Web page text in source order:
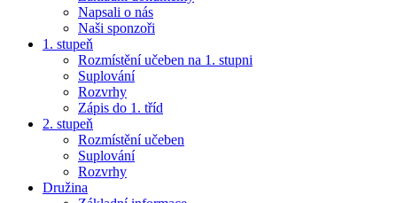
Napsali o nás
Naši sponzoři
1. stupeň
Rozmístění učeben na 1. stupni
Suplování
Rozvrhy
Zápis do 1. tříd
2. stupeň
Rozmístění učeben
Suplování
Rozvrhy
Družina